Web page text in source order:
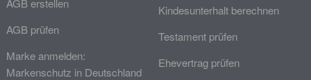
AGB erstellen
AGB prüfen
Marke anmelden:
Markenschutz in Deutschland
Kindesunterhalt berechnen
Testament prüfen
Ehevertrag prüfen